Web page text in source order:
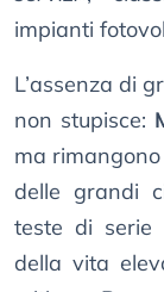
impianti
L’assenza di
non stupisce:
ma
delle grandi
teste di serie
della vita